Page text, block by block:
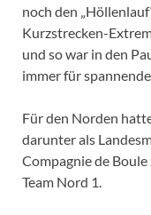
noch den
Kurzstrecken-
und so war in den
immer für
Für den Norden
darunter als
Compagnie de
Team Nord 1.